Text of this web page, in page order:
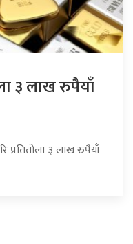
३ लाख रुपैयाँ
प्रतितोला ३ लाख रुपैयाँ